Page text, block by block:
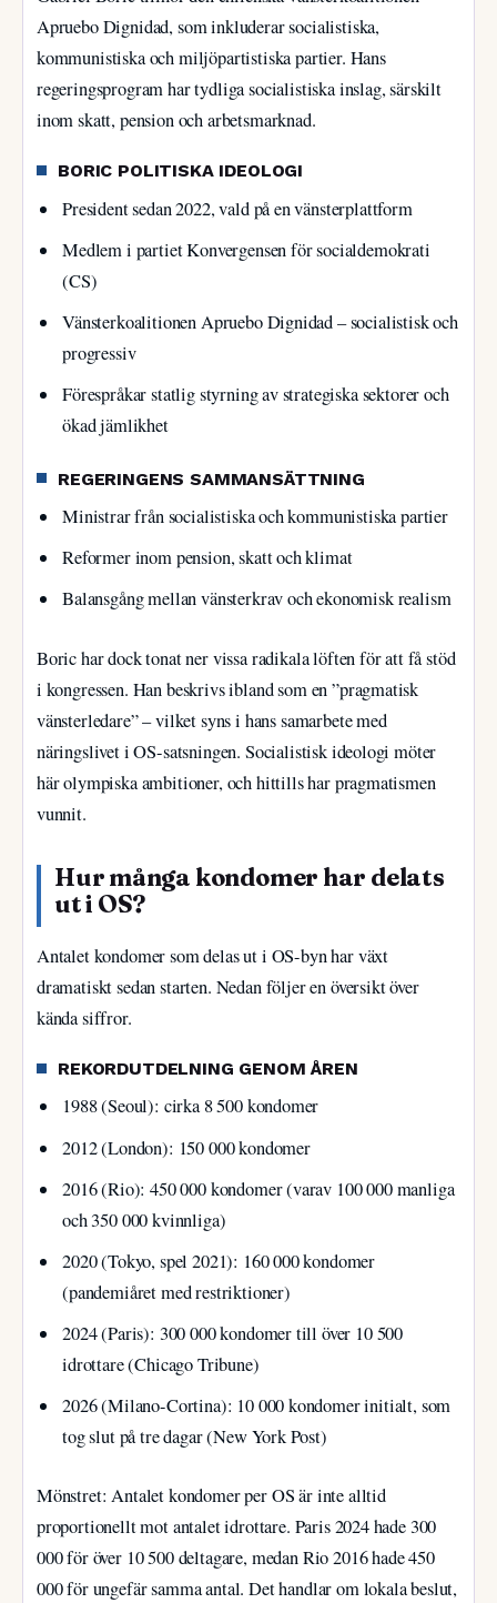
Apruebo Dignidad, som inkluderar socialistiska,
kommunistiska och miljöpartistiska partier. Hans
regeringsprogram har tydliga socialistiska inslag, särskilt
inom skatt, pension och arbetsmarknad.
BORIC POLITISKA IDEOLOGI
President sedan 2022, vald på en vänsterplattform
Medlem i partiet Konvergensen för socialdemokrati
(CS)
Vänsterkoalitionen Apruebo Dignidad – socialistisk och
progressiv
Förespråkar statlig styrning av strategiska sektorer och
ökad jämlikhet
REGERINGENS SAMMANSÄTTNING
Ministrar från socialistiska och kommunistiska partier
Reformer inom pension, skatt och klimat
Balansgång mellan vänsterkrav och ekonomisk realism
Boric har dock tonat ner vissa radikala löften för att få stöd
i kongressen. Han beskrivs ibland som en ”pragmatisk
vänsterledare” – vilket syns i hans samarbete med
näringslivet i OS-satsningen. Socialistisk ideologi möter
här olympiska ambitioner, och hittills har pragmatismen
vunnit.
Hur många kondomer har delats
ut i OS?
Antalet kondomer som delas ut i OS-byn har växt
dramatiskt sedan starten. Nedan följer en översikt över
kända siffror.
REKORDUTDELNING GENOM ÅREN
1988 (Seoul): cirka 8 500 kondomer
2012 (London): 150 000 kondomer
2016 (Rio): 450 000 kondomer (varav 100 000 manliga
och 350 000 kvinnliga)
2020 (Tokyo, spel 2021): 160 000 kondomer
(pandemiåret med restriktioner)
2024 (Paris): 300 000 kondomer till över 10 500
idrottare (Chicago Tribune)
2026 (Milano-Cortina): 10 000 kondomer initialt, som
tog slut på tre dagar (New York Post)
Mönstret: Antalet kondomer per OS är inte alltid
proportionellt mot antalet idrottare. Paris 2024 hade 300
000 för över 10 500 deltagare, medan Rio 2016 hade 450
000 för ungefär samma antal. Det handlar om lokala beslut,